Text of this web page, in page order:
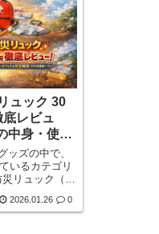
ュック 30
底レビュ
中身・使い
メリット
最新）
ッズの中で、
いるカテゴリ
リュック（防
30点入り防災
でも楽天で
2026.01.26 0